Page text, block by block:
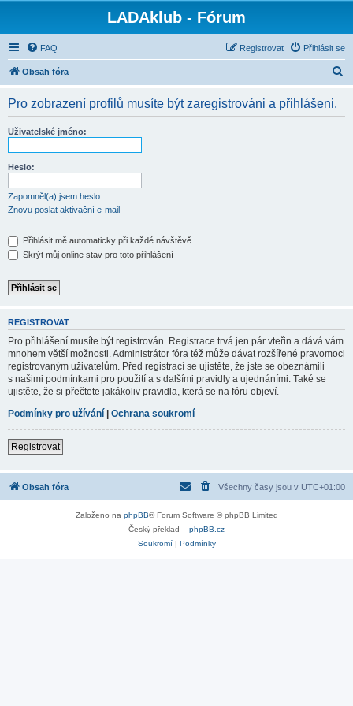
LADAklub - Fórum
FAQ Přihlásit se
Registrovat
Obsah fóra
Pro zobrazení profilů musíte být zaregistrováni a přihlášeni.
Uživatelské jméno:
Heslo:
Zapomněl(a) jsem heslo
Znovu poslat aktivační e-mail
Přihlásit mě automaticky při každé návštěvě
Skrýt můj online stav pro toto přihlášení
REGISTROVAT
Pro přihlášení musíte být registrován. Registrace trvá jen pár vteřin a dává vám
mnohem větší možnosti. Administrátor fóra též může dávat rozšířené pravomoci
registrovaným uživatelům. Před registrací se ujistěte, že jste se obeznámili
s našimi podmínkami pro použití a s dalšími pravidly a ujednáními. Také se
ujistěte, že si přečtete jakákoliv pravidla, která se na fóru objeví.
Podmínky pro užívání | Ochrana soukromí
Registrovat
Obsah fóra Všechny časy jsou v UTC+01:00
Založeno na phpBB® Forum Software © phpBB Limited
Český překlad – phpBB.cz
Soukromí| Podmínky